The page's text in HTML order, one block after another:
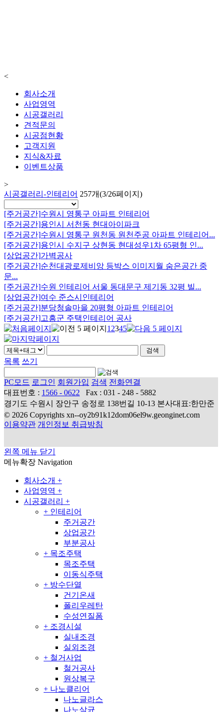
<
회사소개
사업영역
시공갤러리
견적문의
시공점현황
고객지원
지식&자료
이벤트상품
>
시공갤러리-인테리어 257개(3/26페이지)
[주거공간]수원시 영통구 아파트 인테리어
[주거공간]용인시 서천동 현대아이파크
[주거공간]수원시 영통구 원천동 원천주공 아파트 인테리어...
[주거공간]용인시 수지구 상현동 현대성우1차 65평형 인...
[상업공간]가벽공사
[주거공간]순천대광로제비앙 등박스 이미지월 숨은공간 중
문...
[주거공간]수원 인테리어 서울 동대문구 제기동 32평 빌...
[상업공간]여수 준스시인테리어
[주거공간]분당청솔마을 20평형 아파트 인테리어
[주거공간]고흥군 주택인테리어 공사
1 2345
목록 쓰기
PC모드 로그인 회원가입 검색 전화연결
대표번호 : 1566 - 0622
Fax : 031 - 248 - 5882
경기도 수원시 장안구 송정로 138번길 10-13 본사대표:한만준
© 2026 Copyrights xn--oy2b91k12dom06el9w.geonginet.com
이용약관 개인정보 취급방침
왼쪽 메뉴 닫기
메뉴확장 Navigation
회사소개 +
사업영역 +
시공갤러리 +
+ 인테리어
주거공간
상업공간
부분공사
+ 목조주택
목조주택
이동식주택
+ 방수단열
건기온새
폴리우레탄
수성연질폼
+ 조경시설
실내조경
실외조경
+ 철거사업
철거공사
원상복구
+ 나노클리어
나노글라스
나노살균